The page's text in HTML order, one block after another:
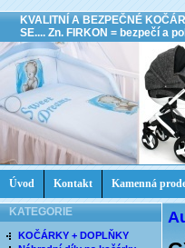
KVALITNÍ A BEZPEČNÉ
SE.... Zn. FIRKON = bezpečí a
Úvod Kontakt Kamenná
KATEGORIE
KOČÁRKY + DOPLŇKY